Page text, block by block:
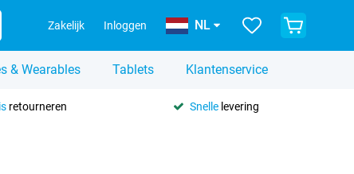
Zakelijk Inloggen NL
& Wearables Tablets Klantenservice
retourneren Snellelevering